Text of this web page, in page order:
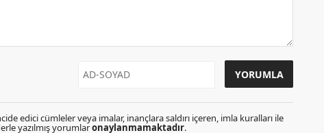
edici cümleler veya imalar, inançlara saldırı içeren, imla kuralları ile
yazılmış yorumlaronaylanmamaktadır.